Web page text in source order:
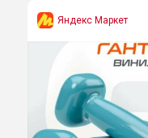
Яндекс Маркет